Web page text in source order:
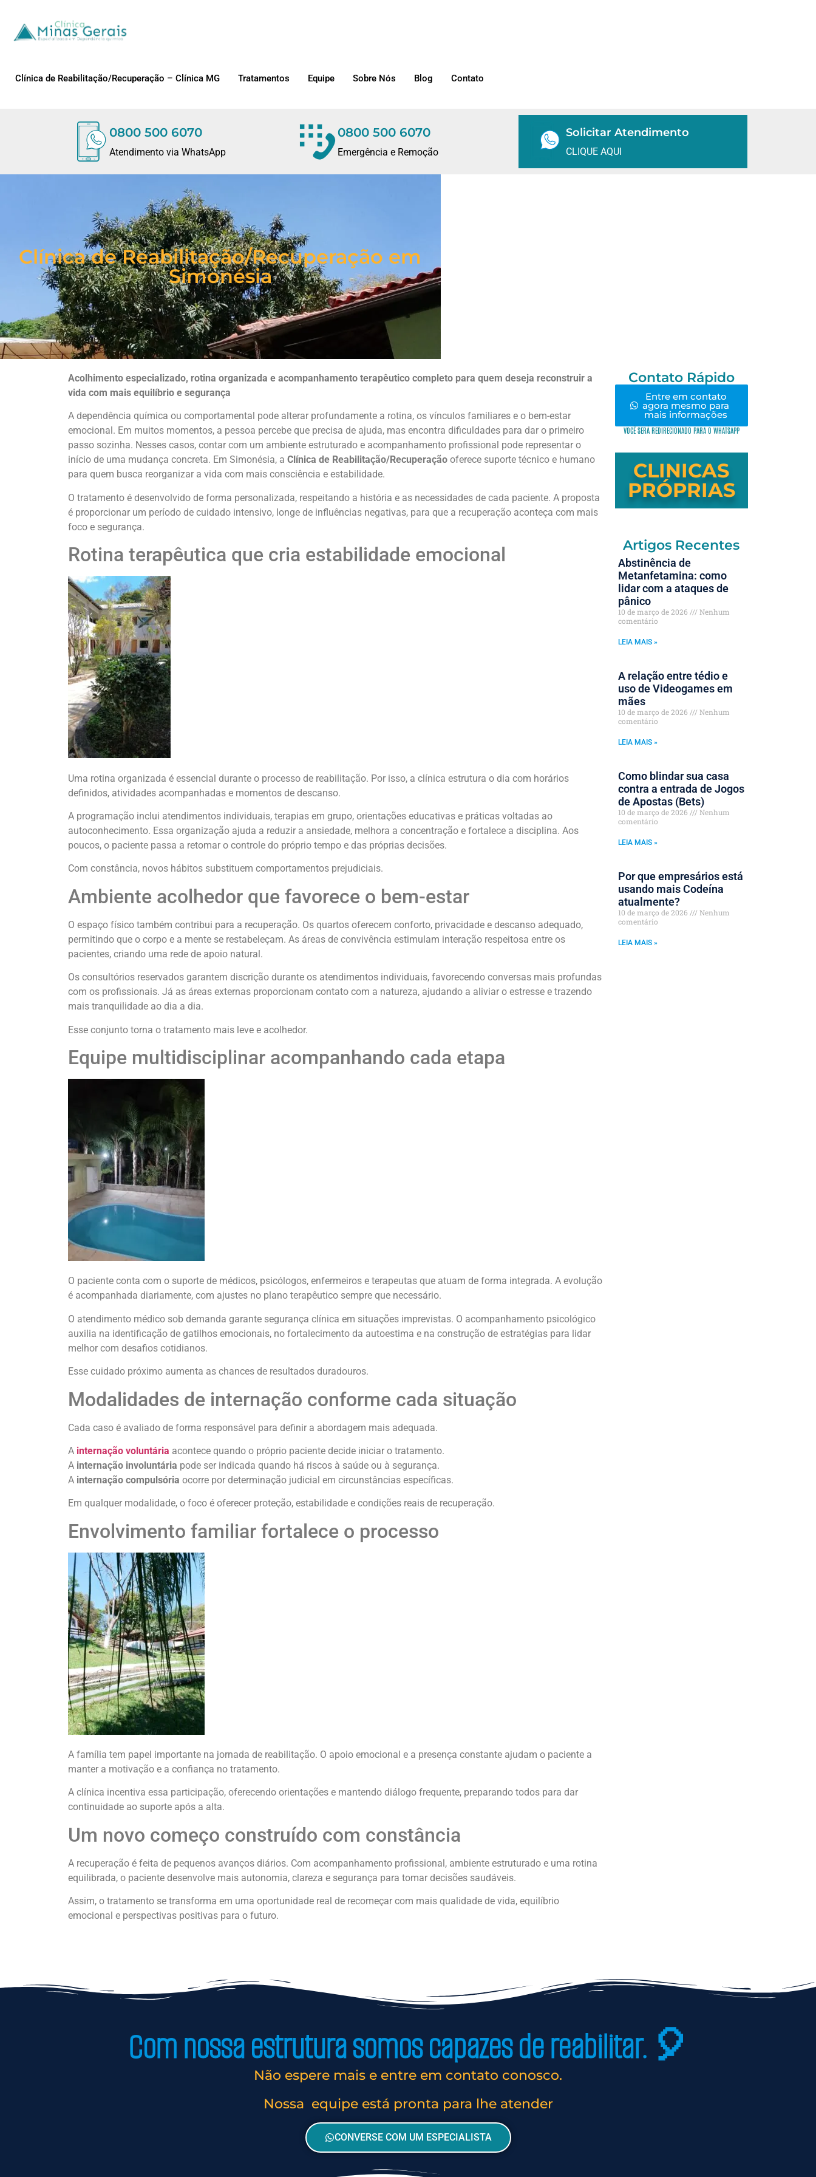
Clínica de Reabilitação/Recuperação – Clínica MG Tratamentos Equipe Sobre Nós Blog Contato
0800 500 6070
Atendimento via WhatsApp
0800 500 6070
Emergência e Remoção
Solicitar Atendimento
CLIQUE AQUI
Clínica de Reabilitação/Recuperação em
Simonésia
Acolhimento especializado, rotina organizada e acompanhamento terapêutico completo para quem deseja reconstruir a
vida com mais equilíbrio e segurança
A dependência química ou comportamental pode alterar profundamente a rotina, os vínculos familiares e o bem-estar
emocional. Em muitos momentos, a pessoa percebe que precisa de ajuda, mas encontra dificuldades para dar o primeiro
passo sozinha. Nesses casos, contar com um ambiente estruturado e acompanhamento profissional pode representar o
início de uma mudança concreta. Em Simonésia, a Clínica de Reabilitação/Recuperação oferece suporte técnico e humano
para quem busca reorganizar a vida com mais consciência e estabilidade.
O tratamento é desenvolvido de forma personalizada, respeitando a história e as necessidades de cada paciente. A proposta
é proporcionar um período de cuidado intensivo, longe de influências negativas, para que a recuperação aconteça com mais
foco e segurança.
Rotina terapêutica que cria estabilidade emocional
Uma rotina organizada é essencial durante o processo de reabilitação. Por isso, a clínica estrutura o dia com horários
definidos, atividades acompanhadas e momentos de descanso.
A programação inclui atendimentos individuais, terapias em grupo, orientações educativas e práticas voltadas ao
autoconhecimento. Essa organização ajuda a reduzir a ansiedade, melhora a concentração e fortalece a disciplina. Aos
poucos, o paciente passa a retomar o controle do próprio tempo e das próprias decisões.
Com constância, novos hábitos substituem comportamentos prejudiciais.
Ambiente acolhedor que favorece o bem-estar
O espaço físico também contribui para a recuperação. Os quartos oferecem conforto, privacidade e descanso adequado,
permitindo que o corpo e a mente se restabeleçam. As áreas de convivência estimulam interação respeitosa entre os
pacientes, criando uma rede de apoio natural.
Os consultórios reservados garantem discrição durante os atendimentos individuais, favorecendo conversas mais profundas
com os profissionais. Já as áreas externas proporcionam contato com a natureza, ajudando a aliviar o estresse e trazendo
mais tranquilidade ao dia a dia.
Esse conjunto torna o tratamento mais leve e acolhedor.
Equipe multidisciplinar acompanhando cada etapa
O paciente conta com o suporte de médicos, psicólogos, enfermeiros e terapeutas que atuam de forma integrada. A evolução
é acompanhada diariamente, com ajustes no plano terapêutico sempre que necessário.
O atendimento médico sob demanda garante segurança clínica em situações imprevistas. O acompanhamento psicológico
auxilia na identificação de gatilhos emocionais, no fortalecimento da autoestima e na construção de estratégias para lidar
melhor com desafios cotidianos.
Esse cuidado próximo aumenta as chances de resultados duradouros.
Modalidades de internação conforme cada situação
Cada caso é avaliado de forma responsável para definir a abordagem mais adequada.
A internação voluntária acontece quando o próprio paciente decide iniciar o tratamento.
A internação involuntária pode ser indicada quando há riscos à saúde ou à segurança.
A internação compulsória ocorre por determinação judicial em circunstâncias específicas.
Em qualquer modalidade, o foco é oferecer proteção, estabilidade e condições reais de recuperação.
Envolvimento familiar fortalece o processo
A família tem papel importante na jornada de reabilitação. O apoio emocional e a presença constante ajudam o paciente a
manter a motivação e a confiança no tratamento.
A clínica incentiva essa participação, oferecendo orientações e mantendo diálogo frequente, preparando todos para dar
continuidade ao suporte após a alta.
Um novo começo construído com constância
A recuperação é feita de pequenos avanços diários. Com acompanhamento profissional, ambiente estruturado e uma rotina
equilibrada, o paciente desenvolve mais autonomia, clareza e segurança para tomar decisões saudáveis.
Assim, o tratamento se transforma em uma oportunidade real de recomeçar com mais qualidade de vida, equilíbrio
emocional e perspectivas positivas para o futuro.
Contato Rápido
Entre em contato
agora mesmo para
mais informações
VOCÊ SERÁ REDIRECIONADO PARA O WHATSAPP
CLINICAS
PRÓPRIAS
Artigos Recentes
Abstinência de
Metanfetamina: como
lidar com a ataques de
pânico
10 de março de 2026
Nenhum
comentário
LEIA MAIS »
A relação entre tédio e
uso de Videogames em
mães
10 de março de 2026
Nenhum
comentário
LEIA MAIS »
Como blindar sua casa
contra a entrada de Jogos
de Apostas (Bets)
10 de março de 2026
Nenhum
comentário
LEIA MAIS »
Por que empresários está
usando mais Codeína
atualmente?
10 de março de 2026
Nenhum
comentário
LEIA MAIS »
Com nossa estrutura somos capazes de reabilitar. 🎈
Não espere mais e entre em contato conosco.
Nossa equipe está pronta para lhe atender
CONVERSE COM UM ESPECIALISTA